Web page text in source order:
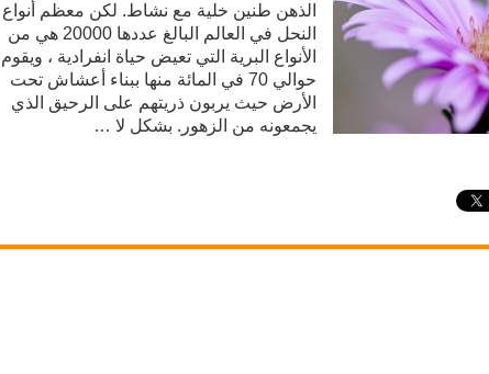
الذهن طنين خلية مع نشاط. لكن معظم أنواع
النحل في العالم البالغ عددها 20000 هي من
الأنواع البرية التي تعيض حياة انفرادية ، ويقوم
حوالي 70 في المائة منها ببناء أعشاش تحت
الأرض حيث يربون ذريتهم على الرحيق الذي
يجمعونه من الزهور. بشكل لا …